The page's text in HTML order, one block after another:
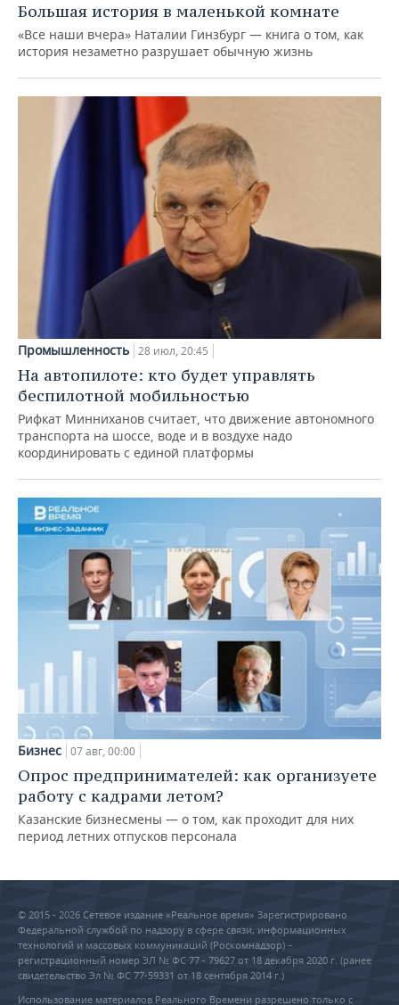
Большая история в маленькой комнате
«Все наши вчера» Наталии Гинзбург — книга о том, как
история незаметно разрушает обычную жизнь
Промышленность 28 июл, 20:45
На автопилоте: кто будет управлять
беспилотной мобильностью
Рифкат Минниханов считает, что движение автономного
транспорта на шоссе, воде и в воздухе надо
координировать с единой платформы
Бизнес 07 авг, 00:00
Опрос предпринимателей: как организуете
работу с кадрами летом?
Казанские бизнесмены — о том, как проходит для них
период летних отпусков персонала
© 2015 - 2026 Сетевое издание «Реальное время» Зарегистрировано
Федеральной службой по надзору в сфере связи, информационных
технологий и массовых коммуникаций (Роскомнадзор) –
регистрационный номер ЭЛ № ФС 77 - 79627 от 18 декабря 2020 г. (ранее
свидетельство Эл № ФС 77-59331 от 18 сентября 2014 г.)
Использование материалов Реального Времени разрешено только с